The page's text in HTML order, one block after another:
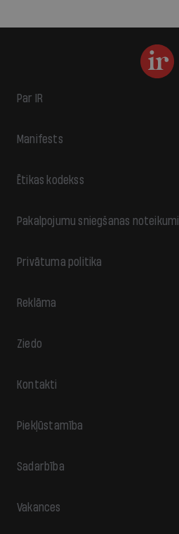
Par IR
Manifests
Ētikas kodekss
Pakalpojumu sniegšanas noteikumi
Privātuma politika
Reklāma
Ziedo
Kontakti
Piekļūstamība
Sadarbība
Vakances